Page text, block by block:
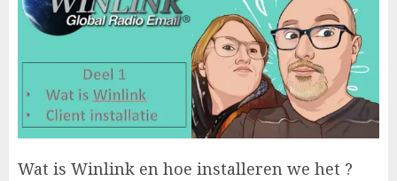
Wat is Winlink en hoe installeren we het ?